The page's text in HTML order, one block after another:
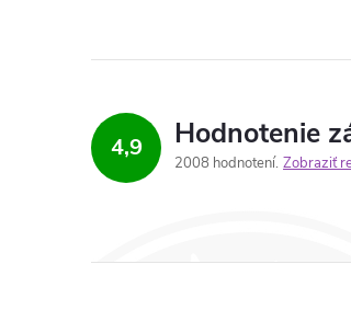
4,9 Hodnotenie
2008 hodnotení Zobraziť